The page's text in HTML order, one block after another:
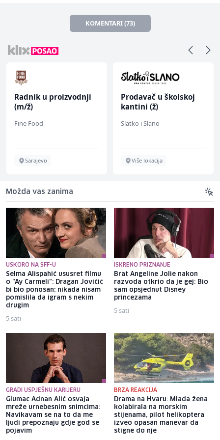
KOMENTARI (73)
Radnik u proizvodnji
(m/ž)
Fine Food
Sarajevo
Prodavač u školskoj
kantini (ž)
Slatko i Slano
Više lokacija
Možda vas zanima
USKORO NA SFF-U
Selma Alispahić ususret filmu
o "Ay Carmeli": Dragan Jovičić
bi bio ponosan; nikada nisam
pomislila da igram s nekim
drugim
5 sati
ISKRENO PRIZNANJE
Brat Angeline Jolie nakon
razvoda otkrio da je gej: Bio
sam opsjednut Disney
princezama
5 sati
GRADI USPJEŠNU KARIJERU
Glumac Adnan Alić osvaja
mreže urnebesnim snimcima:
Navikavam se na to da me
ljudi prepoznaju gdje god se
pojavim
BRZA REAKCIJA
Drama na Hvaru: Mlada žena
kolabirala na morskim
stijenama, pilot helikoptera
izveo opasan manevar da
stigne do nje